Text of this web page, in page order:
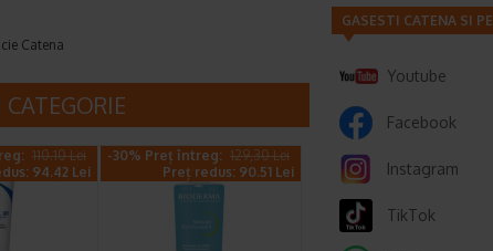
Catena
110.10 Lei
94.42 Lei
-30% Preț întreg: 129,30 Lei
Preț redus: 90.51 Lei
GASESTI CATENA SI PE
Youtube
Facebook
Instagram
TikTok